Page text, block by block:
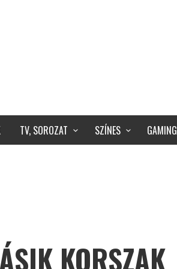
TV, SOROZAT SZÍNES GAMING
KORSZAK